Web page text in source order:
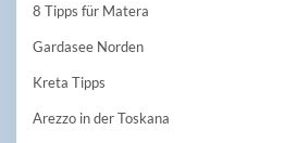
8 Tipps für Matera
Gardasee Norden
Kreta Tipps
Arezzo in der Toskana